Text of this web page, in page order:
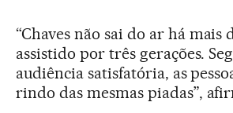
“Chaves não sai do ar há mais
assistido por três gerações.
audiência satisfatória, as
rindo das mesmas piadas”,